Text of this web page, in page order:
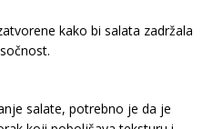
kako bi salata zadržala
salate, potrebno je da je